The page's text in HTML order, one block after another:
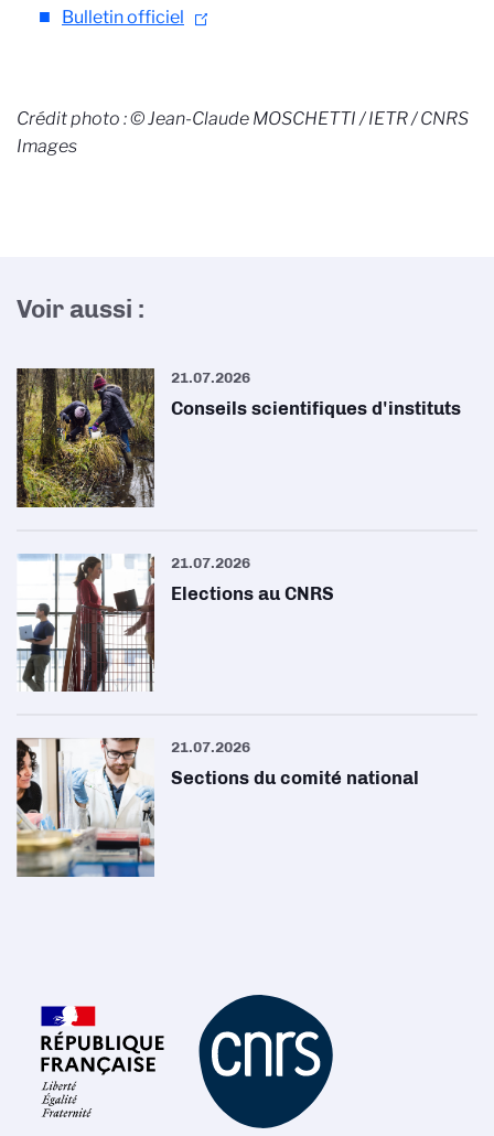
Bulletin officiel
Crédit photo : © Jean-Claude MOSCHETTI / IETR / CNRS
Images
Voir aussi :
21.07.2026
Conseils scientifiques d'instituts
21.07.2026
Elections au CNRS
21.07.2026
Sections du comité national